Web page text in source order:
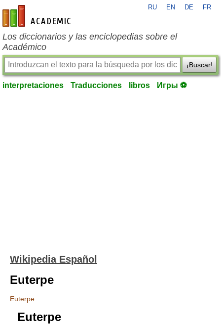
es-academic.com
RU EN DE FR
Los diccionarios y las enciclopedias sobre el
Académico
¡Buscar!
interpretaciones Traducciones libros Игры ⚽
Wikipedia Español
Euterpe
Euterpe
Euterpe